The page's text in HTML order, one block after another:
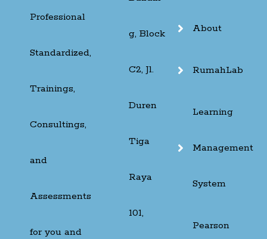
Professional
Standardized,
Trainings,
Consultings,
and
Assessments
for you and
g, Block
C2, Jl.
Duren
Tiga
Raya
101,
About
RumahLab
Learning
Management
System
Pearson